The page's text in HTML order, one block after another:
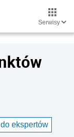
Serwisy
do ekspertów